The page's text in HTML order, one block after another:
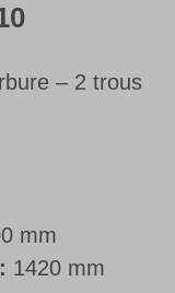
– 2 trous
mm
1420 mm